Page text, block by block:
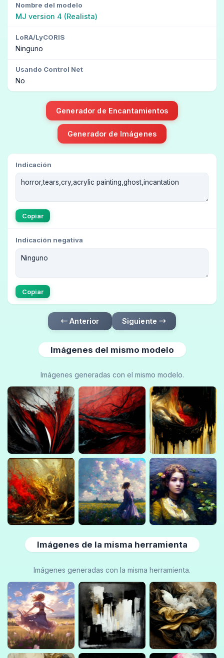
Nombre del modelo
MJ version 4 (Realista)
LoRA/LyCORIS
Ninguno
Usando Control Net
No
Generador de Encantamientos
Generador de Imágenes
Indicación
Copiar
Indicación negativa
Copiar
← Anterior Siguiente →
Imágenes del mismo modelo
Imágenes generadas con el mismo modelo.
Imágenes de la misma herramienta
Imágenes generadas con la misma herramienta.